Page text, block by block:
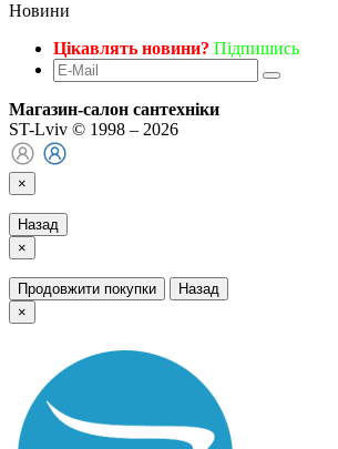
Новини
Цікавлять новини? Підпишись
Магазин-салон сантехніки
ST-Lviv © 1998 – 2026
×
Назад
×
Продовжити покупки
Назад
×